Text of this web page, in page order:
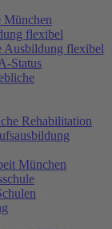
flexibel
flexibel
Status
Rehabilitation
München